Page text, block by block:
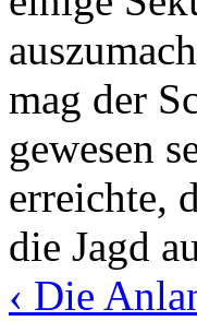
mag der
gewesen
erreichte,
die Jagd
‹ Die